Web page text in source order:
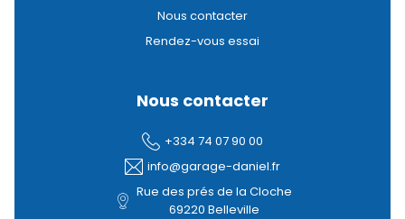
Nous contacter
Rendez-vous essai
Nous contacter
+334 74 07 90 00
info@garage-daniel.fr
Rue des prés de la Cloche
69220 Belleville